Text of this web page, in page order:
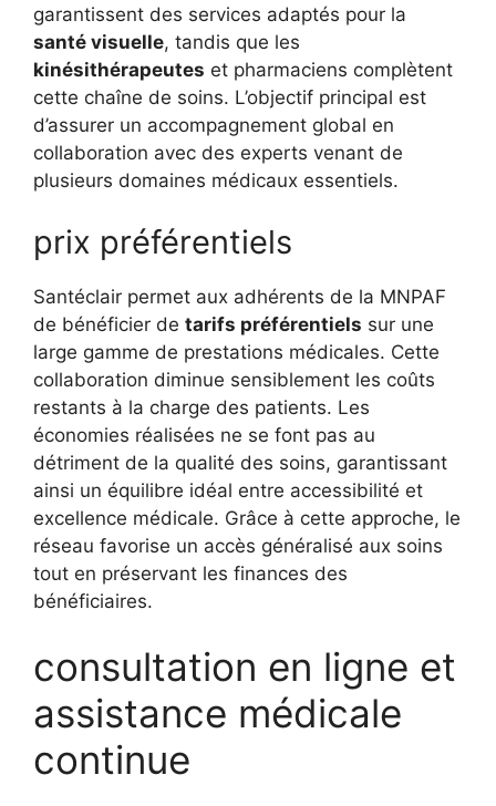
garantissent des services adaptés pour la
santé visuelle, tandis que les
kinésithérapeutes et pharmaciens complètent
cette chaîne de soins. L’objectif principal est
d’assurer un accompagnement global en
collaboration avec des experts venant de
plusieurs domaines médicaux essentiels.
prix préférentiels
Santéclair permet aux adhérents de la MNPAF
de bénéficier de tarifs préférentiels sur une
large gamme de prestations médicales. Cette
collaboration diminue sensiblement les coûts
restants à la charge des patients. Les
économies réalisées ne se font pas au
détriment de la qualité des soins, garantissant
ainsi un équilibre idéal entre accessibilité et
excellence médicale. Grâce à cette approche, le
réseau favorise un accès généralisé aux soins
tout en préservant les finances des
bénéficiaires.
consultation en ligne et
assistance médicale
continue